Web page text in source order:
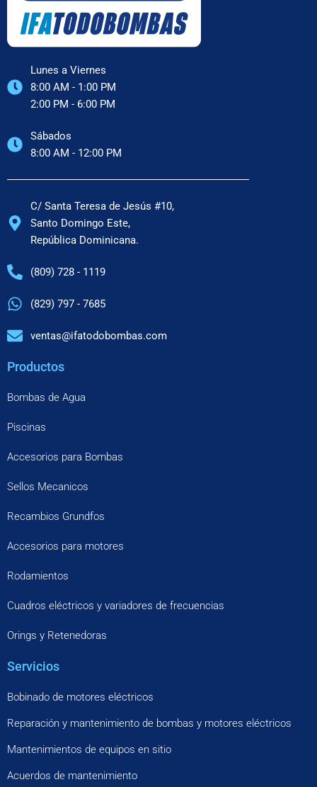
Lunes a Viernes
8:00 AM - 1:00 PM
2:00 PM - 6:00 PM
Sábados
8:00 AM - 12:00 PM
C/ Santa Teresa de Jesús #10,
Santo Domingo Este,
República Dominicana.
(809) 728 - 1119
(829) 797 - 7685
ventas@ifatodobombas.com
Productos
Bombas de Agua
Piscinas
Accesorios para Bombas
Sellos Mecanicos
Recambios Grundfos
Accesorios para motores
Rodamientos
Cuadros eléctricos y variadores de frecuencias
Orings y Retenedoras
Servicios
Bobinado de motores eléctricos
Reparación y mantenimiento de bombas y motores eléctricos
Mantenimientos de equipos en sitio
Acuerdos de mantenimiento